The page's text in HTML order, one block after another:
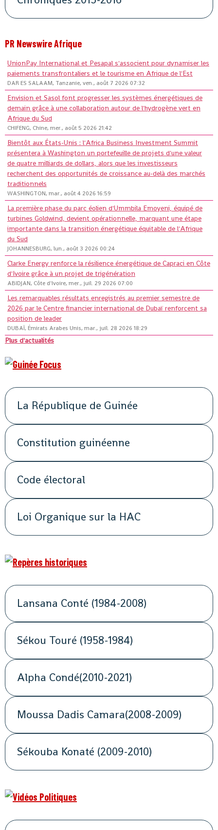
PR Newswire Afrique
UnionPay International et Pesapal s'associent pour dynamiser les
paiements transfrontaliers et le tourisme en Afrique de l'Est
DAR ES SALAAM, Tanzanie, ven., août 7 2026 07:32
Envision et Sasol font progresser les systèmes énergétiques de
demain grâce à une collaboration autour de l'hydrogène vert en
Afrique du Sud
CHIFENG, Chine, mer., août 5 2026 21:42
Bientôt aux États-Unis : l'Africa Business Investment Summit
présentera à Washington un portefeuille de projets d'une valeur
de quatre milliards de dollars, alors que les investisseurs
recherchent des opportunités de croissance au-delà des marchés
traditionnels
WASHINGTON, mar., août 4 2026 16:59
La première phase du parc éolien d'Ummbila Emoyeni, équipé de
turbines Goldwind, devient opérationnelle, marquant une étape
importante dans la transition énergétique équitable de l'Afrique
du Sud
JOHANNESBURG, lun., août 3 2026 00:24
Clarke Energy renforce la résilience énergétique de Capraci en Côte
d'Ivoire grâce à un projet de trigénération
ABIDJAN, Côte d'Ivoire, mer., juil. 29 2026 07:00
Les remarquables résultats enregistrés au premier semestre de
2026 par le Centre financier international de Dubaï renforcent sa
position de leader
DUBAÏ, Émirats Arabes Unis, mar., juil. 28 2026 18:29
Plus d'actualités
La République de Guinée
Constitution guinéenne
Code électoral
Loi Organique sur la HAC
Lansana Conté (1984-2008)
Sékou Touré (1958-1984)
Alpha Condé(2010-2021)
Moussa Dadis Camara(2008-2009)
Sékouba Konaté (2009-2010)